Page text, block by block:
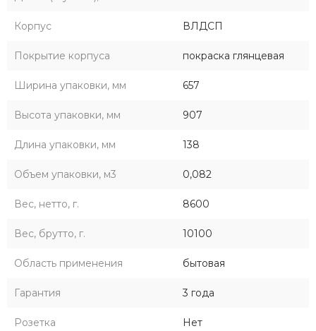
Корпус ВЛДСП
Покрытие корпуса покраска глянцевая
Ширина упаковки, мм 657
Высота упаковки, мм 907
Длина упаковки, мм 138
Объем упаковки, м3 0,082
Вес, нетто, г. 8600
Вес, брутто, г. 10100
Область применения бытовая
Гарантия 3 года
Розетка Нет